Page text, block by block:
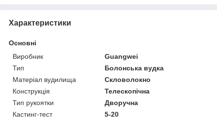
Характеристики
Основні
Виробник
Guangwei
Тип
Болонська вудка
Матеріал вудилища
Скловолокно
Конструкція
Телескопічна
Тип рукоятки
Дворучна
Кастинг-тест
5-20